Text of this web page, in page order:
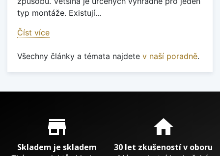
typ montáže. Existují...
Číst více
Všechny články a témata najdete v naší poradně.
Proč nakupovat u nás?
store_mall_directory
Skladem je skladem
home
30 let zkušeností v oboru